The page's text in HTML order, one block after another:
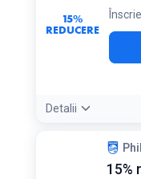
15%
REDUCERE
Detalii
Se aplică
15%